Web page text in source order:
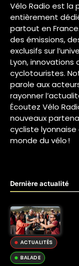
Vélo Radio est la
entièrement
partout en
des émissions,
exclusifs sur
Lyon, innovations
cyclotouristes.
parole aux
rayonner
Écoutez Vélo
nouveaux
cycliste
monde du vélo !
Dernière actualité
ACTUALITÉS
BALADE